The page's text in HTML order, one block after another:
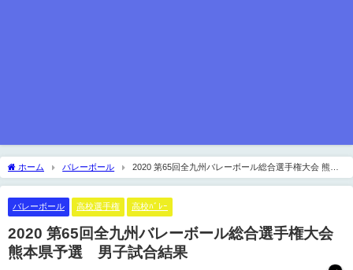
ホーム バレーボール
2020 第65回全九州バレーボール総合選手権大会 熊本
県予選 男子試合結果
バレーボール 高校選手権 高校ﾊﾞﾚｰ
2020 第65回全九州バレーボール総合選手権大会
熊本県予選 男子試合結果